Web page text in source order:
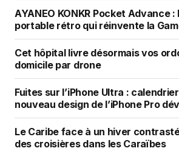
AYANEO KONKR Pocket Advance
portable rétro qui réinvente la
Cet hôpital livre désormais vos
domicile par drone
Fuites sur l’iPhone Ultra :
nouveau design de l’iPhone Pro
Le Caribe face à un hiver
des croisières dans les Caraïbes